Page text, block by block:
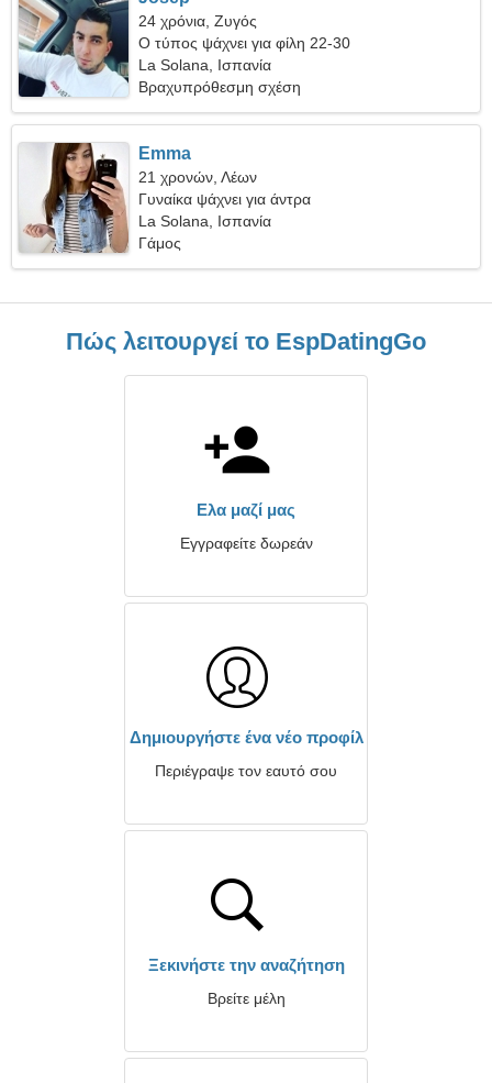
24 χρόνια, Ζυγός
Ο τύπος ψάχνει για φίλη 22-30
La Solana, Ισπανία
Βραχυπρόθεσμη σχέση
Emma
21 χρονών, Λέων
Γυναίκα ψάχνει για άντρα
La Solana, Ισπανία
Γάμος
Πώς λειτουργεί το EspDatingGo
Ελα μαζί μας
Εγγραφείτε δωρεάν
Δημιουργήστε ένα νέο προφίλ
Περιέγραψε τον εαυτό σου
Ξεκινήστε την αναζήτηση
Βρείτε μέλη